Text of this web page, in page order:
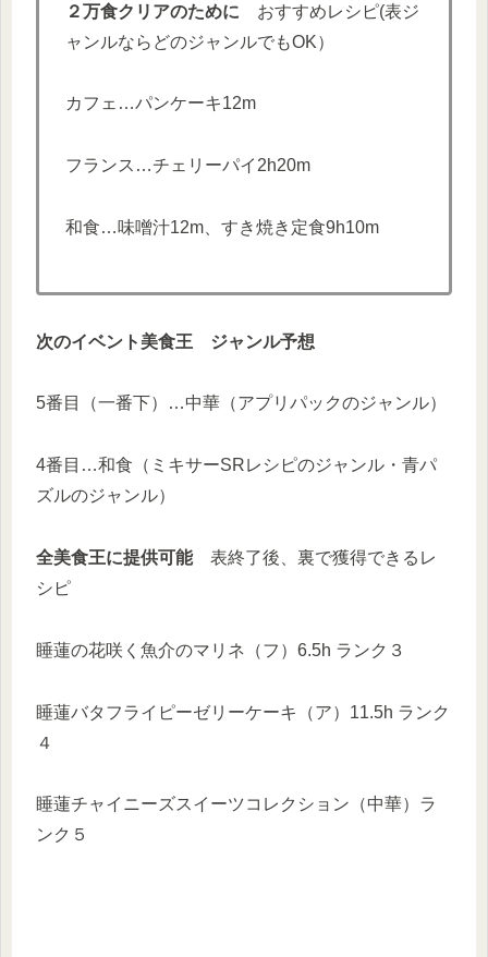
２万食クリアのために おすすめレシピ(表ジ
ャンルならどのジャンルでもOK）
カフェ…パンケーキ12m
フランス…チェリーパイ2h20m
和食…味噌汁12m、すき焼き定食9h10m
次のイベント美食王 ジャンル予想
5番目（一番下）…中華（アプリパックのジャンル）
4番目…和食（ミキサーSRレシピのジャンル・青パ
ズルのジャンル）
全美食王に提供可能表終了後、裏で獲得できるレ
シピ
睡蓮の花咲く魚介のマリネ（フ）6.5h ランク３
睡蓮バタフライピーゼリーケーキ（ア）11.5h ランク
４
睡蓮チャイニーズスイーツコレクション（中華）ラ
ンク５